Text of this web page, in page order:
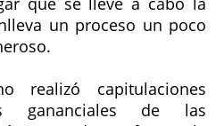
un proceso un poco
realizó capitulaciones
gananciales de las